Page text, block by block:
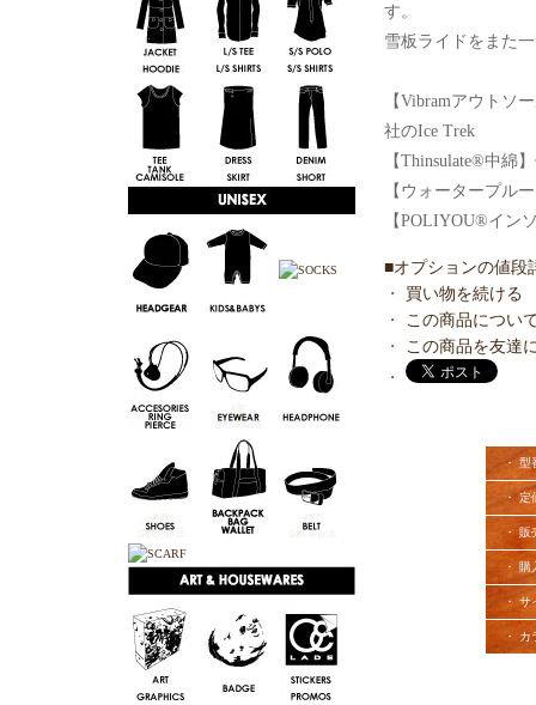
す。
雪板ライドをまた
【Vibramアウトソ
社のIce Trek
【Thinsulate®中綿
【ウォータープル
【POLIYOU®イン
■オプションの値段
・ 買い物を続ける
・
この商品につい
・
この商品を友達
・
・ 型
・ 定
・ 販
・ 購
・ サ
・ カ